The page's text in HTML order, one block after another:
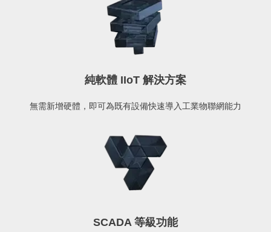
純軟體 IIoT 解決方案
無需新增硬體，即可為既有設備快速導入工業物聯網能力
SCADA 等級功能